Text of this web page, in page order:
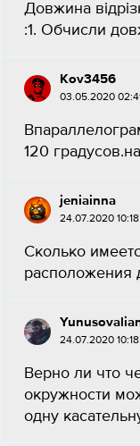
Довжина
:1. Обчисли
Kov3456
03.05.2020
120
jeniainna
24.07.2020 10:18
Сколько
расположения
24.07.2020 10:18
Верно ли что
окружности
одну